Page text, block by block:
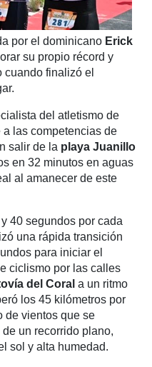
por el dominicano Erick
su propio récord y
cuando finalizó el
del atletismo de
las competencias de
salir de la playa Juanillo
en 32 minutos en aguas
al amanecer de este
40 segundos por cada
una rápida transición
para iniciar el
ciclismo por las calles
del Coral a un ritmo
los 45 kilómetros por
de vientos que se
un recorrido plano,
sol y alta humedad.